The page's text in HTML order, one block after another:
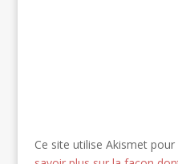
Ce site utilise Akismet